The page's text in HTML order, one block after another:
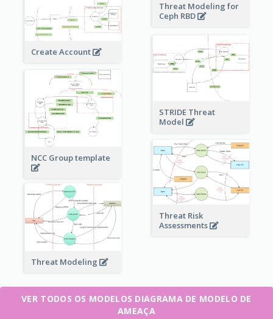
Threat Modeling for
Ceph RBD
Create Account
STRIDE Threat
Model
NCC Group template
Threat Risk
Assessments
Threat Modeling
VER TODOS OS MODELOS DIAGRAMA DE MODELO DE
AMEAÇA